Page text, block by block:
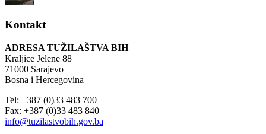
Kontakt
ADRESA TUŽILAŠTVA BIH
Kraljice Jelene 88
71000 Sarajevo
Bosna i Hercegovina
Tel: +387 (0)33 483 700
Fax: +387 (0)33 483 840
info@tuzilastvobih.gov.ba